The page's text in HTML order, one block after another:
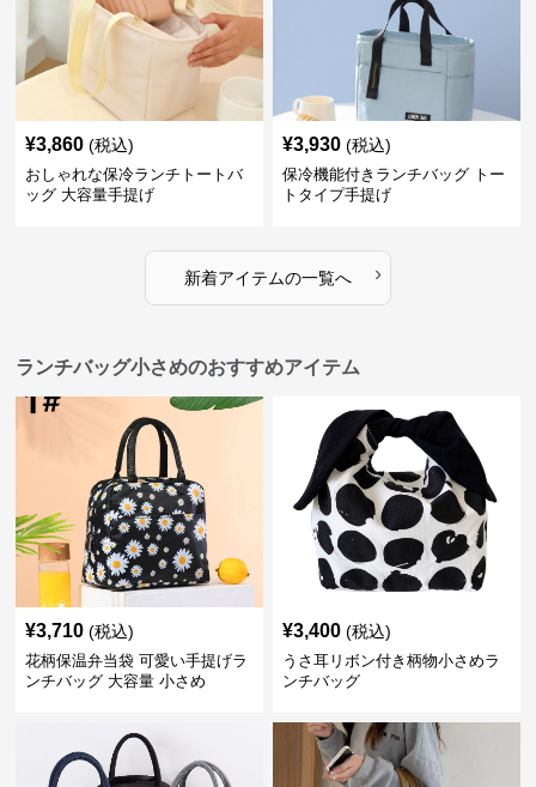
¥3,860 (税込)
おしゃれな保冷ランチトートバ
ッグ 大容量手提げ
¥3,930 (税込)
保冷機能付きランチバッグ トー
トタイプ手提げ
新着アイテムの一覧へ ›
ランチバッグ小さめのおすすめアイテム
¥3,710 (税込)
花柄保温弁当袋 可愛い手提げラ
ンチバッグ 大容量 小さめ
¥3,400 (税込)
うさ耳リボン付き柄物小さめラ
ンチバッグ